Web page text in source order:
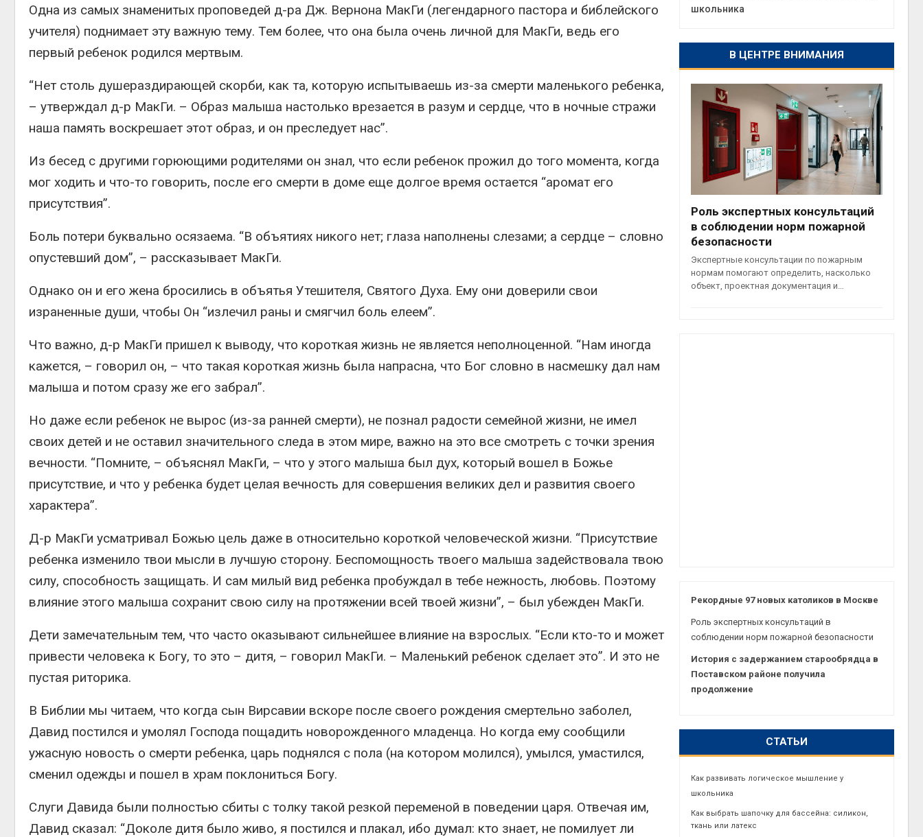
Одна из самых знаменитых проповедей д-ра Дж. Вернона МакГи (легендарного пастора и библейского
учителя) поднимает эту важную тему. Тем более, что она была очень личной для МакГи, ведь его
первый ребенок родился мертвым.
“Нет столь душераздирающей скорби, как та, которую испытываешь из-за смерти маленького ребенка,
– утверждал д-р МакГи. – Образ малыша настолько врезается в разум и сердце, что в ночные стражи
наша память воскрешает этот образ, и он преследует нас”.
Из бесед с другими горюющими родителями он знал, что если ребенок прожил до того момента, когда
мог ходить и что-то говорить, после его смерти в доме еще долгое время остается “аромат его
присутствия”.
Боль потери буквально осязаема. “В объятиях никого нет; глаза наполнены слезами; а сердце – словно
опустевший дом”, – рассказывает МакГи.
Однако он и его жена бросились в объятья Утешителя, Святого Духа. Ему они доверили свои
израненные души, чтобы Он “излечил раны и смягчил боль елеем”.
Что важно, д-р МакГи пришел к выводу, что короткая жизнь не является неполноценной. “Нам иногда
кажется, – говорил он, – что такая короткая жизнь была напрасна, что Бог словно в насмешку дал нам
малыша и потом сразу же его забрал”.
Но даже если ребенок не вырос (из-за ранней смерти), не познал радости семейной жизни, не имел
своих детей и не оставил значительного следа в этом мире, важно на это все смотреть с точки зрения
вечности. “Помните, – объяснял МакГи, – что у этого малыша был дух, который вошел в Божье
присутствие, и что у ребенка будет целая вечность для совершения великих дел и развития своего
характера”.
Д-р МакГи усматривал Божью цель даже в относительно короткой человеческой жизни. “Присутствие
ребенка изменило твои мысли в лучшую сторону. Беспомощность твоего малыша задействовала твою
силу, способность защищать. И сам милый вид ребенка пробуждал в тебе нежность, любовь. Поэтому
влияние этого малыша сохранит свою силу на протяжении всей твоей жизни”, – был убежден МакГи.
Дети замечательным тем, что часто оказывают сильнейшее влияние на взрослых. “Если кто-то и может
привести человека к Богу, то это – дитя, – говорил МакГи. – Маленький ребенок сделает это”. И это не
пустая риторика.
В Библии мы читаем, что когда сын Вирсавии вскоре после своего рождения смертельно заболел,
Давид постился и умолял Господа пощадить новорожденного младенца. Но когда ему сообщили
ужасную новость о смерти ребенка, царь поднялся с пола (на котором молился), умылся, умастился,
сменил одежды и пошел в храм поклониться Богу.
Слуги Давида были полностью сбиты с толку такой резкой переменой в поведении царя. Отвечая им,
Давид сказал: “Доколе дитя было живо, я постился и плакал, ибо думал: кто знает, не помилует ли
школьника
В ЦЕНТРЕ ВНИМАНИЯ
Роль экспертных консультаций
в соблюдении норм пожарной
безопасности
Экспертные консультации по пожарным
нормам помогают определить, насколько
объект, проектная документация и…
Рекордные 97 новых католиков в Москве
Роль экспертных консультаций в
соблюдении норм пожарной безопасности
История с задержанием старообрядца в
Поставском районе получила
продолжение
СТАТЬИ
Как развивать логическое мышление у
школьника
Как выбрать шапочку для бассейна: силикон,
ткань или латекс